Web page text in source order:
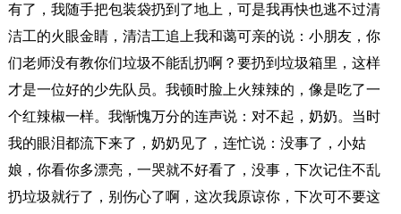
有了，我随手把包装袋扔到了地上，可是我再快也逃不过清
洁工的火眼金睛，清洁工追上我和蔼可亲的说：小朋友，你
们老师没有教你们垃圾不能乱扔啊？要扔到垃圾箱里，这样
才是一位好的少先队员。我顿时脸上火辣辣的，像是吃了一
个红辣椒一样。我惭愧万分的连声说：对不起，奶奶。当时
我的眼泪都流下来了，奶奶见了，连忙说：没事了，小姑
娘，你看你多漂亮，一哭就不好看了，没事，下次记住不乱
扔垃圾就行了，别伤心了啊，这次我原谅你，下次可不要这